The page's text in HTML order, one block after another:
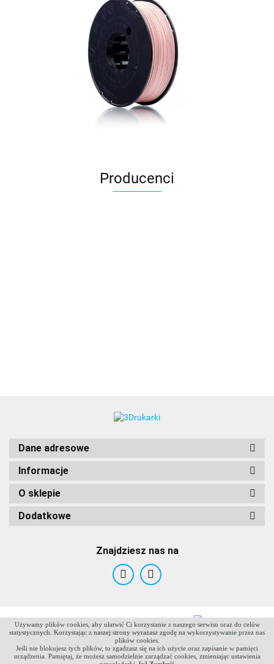
Używamy plików cookies, aby ułatwić Ci korzystanie z naszego serwisu oraz do celów
statystycznych. Korzystając z naszej strony wyrażasz zgodę na wykorzystywanie przez nas
plików cookies.
Jeśli nie blokujesz tych plików, to zgadzasz się na ich użycie oraz zapisanie w pamięci
urządzenia. Pamiętaj, że możesz samodzielnie zarządzać cookies, zmieniając ustawienia
Producenci
ANTCLABS
Dane adresowe
Informacje
O sklepie
Dodatkowe
Znajdziesz nas na
Sklep internetowy na oprogramowaniu Sky-Shop.pl